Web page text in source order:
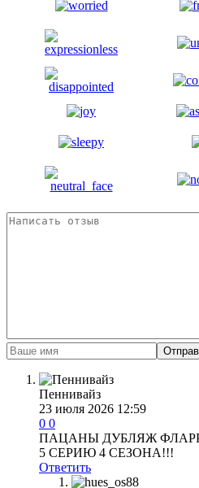
Пеннивайз
23 июля 2026 12:59
0 0
ПАЦАНЫ ДУБЛЯЖ
5 СЕРИЮ 4 СЕЗОНА!!!
Ответить